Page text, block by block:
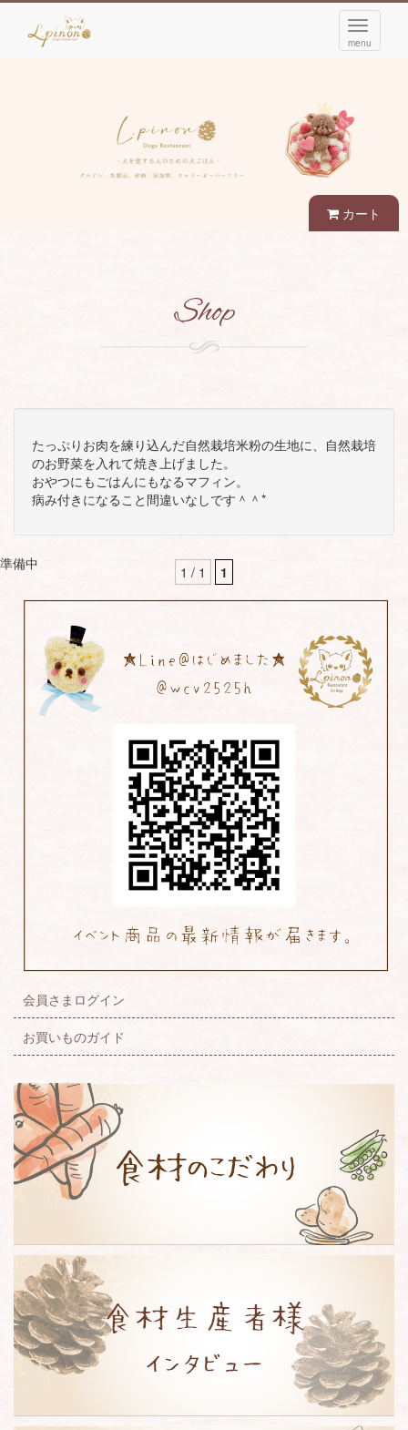
menu
カート
Shop
たっぷりお肉を練り込んだ自然栽培米粉の生地に、自然栽培
のお野菜を入れて焼き上げました。
おやつにもごはんにもなるマフィン。
病み付きになること間違いなしです＾＾*
準備中 1 / 1 1
会員さまログイン
お買いものガイド